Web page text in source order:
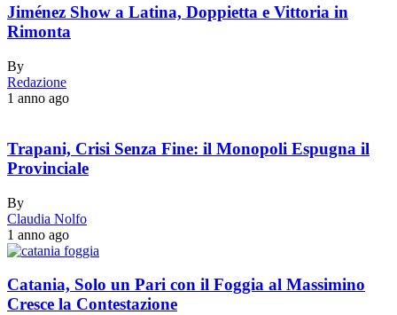
Jiménez Show a Latina, Doppietta e Vittoria in
Rimonta
By
Redazione
1 anno ago
Trapani, Crisi Senza Fine: il Monopoli Espugna il
Provinciale
By
Claudia Nolfo
1 anno ago
Catania, Solo un Pari con il Foggia al Massimino
Cresce la Contestazione